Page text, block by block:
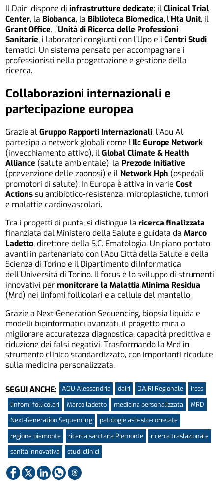
Il Dairi dispone diinfrastrutture dedicate: ilClinical Trial
Center, la Biobanca, la Biblioteca Biomedica, l’Hta Unit, il
Grant Office, l’Unità di Ricerca delle Professioni
Sanitarie, i laboratori congiunti con l’Upo e iCentri Studi
tematici. Un sistema pensato per accompagnare i
professionisti nella progettazione e gestione della
ricerca.
Collaborazioni internazionali e
partecipazione europea
Grazie alGruppo Rapporti Internazionali, l’Aou Al
partecipa a network globali come l’Ilc Europe Network
(invecchiamento attivo), ilGlobal Climate & Health
Alliance (salute ambientale), la Prezode Initiative
(prevenzione delle zoonosi) e il Network Hph (ospedali
promotori di salute). In Europa è attiva in varieCost
Actionssu antibiotico-resistenza, microplastiche, tumori
e malattie cardiovascolari.
Tra i progetti di punta, si distingue laricerca finalizzata
finanziata dal Ministero della Salute e guidata daMarco
Ladetto, direttore della S.C. Ematologia. Un piano portato
avanti in partenariato con l’Aou Città della Salute e della
Scienza di Torino e il Dipartimento di Informatica
dell’Università di Torino. Il focus è lo sviluppo di strumenti
innovativi permonitorare la Malattia Minima Residua
(Mrd) nei linfomi follicolari e a cellule del mantello.
Grazie a Next-Generation Sequencing, biopsia liquida e
modelli bioinformatici avanzati, il progetto mira a
migliorare accuratezza diagnostica, capacità predittiva e
riduzione dei falsi negativi. Trasformando la Mrd in
strumento clinico standardizzato, con importanti ricadute
sulla medicina personalizzata.
SEGUI ANCHE: AOU Alessandria dairi DAIRI Regionale
irccs
linfomi follicolari
Marco ladetto medicina personalizzata
MRD
Next-Generation Sequencing
patologie asbesto-correlate
regione piemonte
ricerca sanitaria Piemonte
ricerca traslazionale
sanità innovativa
studi clinici